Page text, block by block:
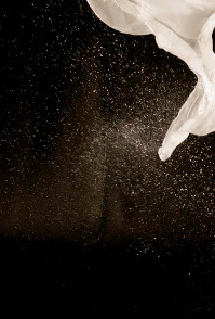
Aller au contenu